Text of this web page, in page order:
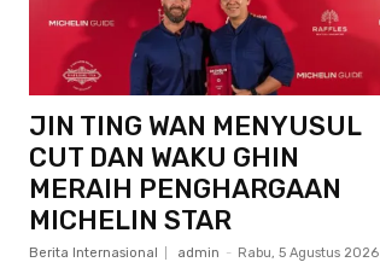
JIN TING WAN MENYUSUL
CUT DAN WAKU GHIN
MERAIH PENGHARGAAN
MICHELIN STAR
Berita Internasional admin - Rabu, 5 Agustus 2026